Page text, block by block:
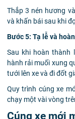
Thắp 3 nén hương
và khấn bái sau khi
Bước 5: Tạ lễ và
Sau khi hoàn thành
hành rải muối xung
tưới lên xe và đi đốt
Quy trình cúng xe
chạy một vài vòng
Cúng xe mới